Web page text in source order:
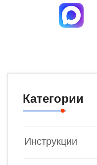
Категории
Инструкции